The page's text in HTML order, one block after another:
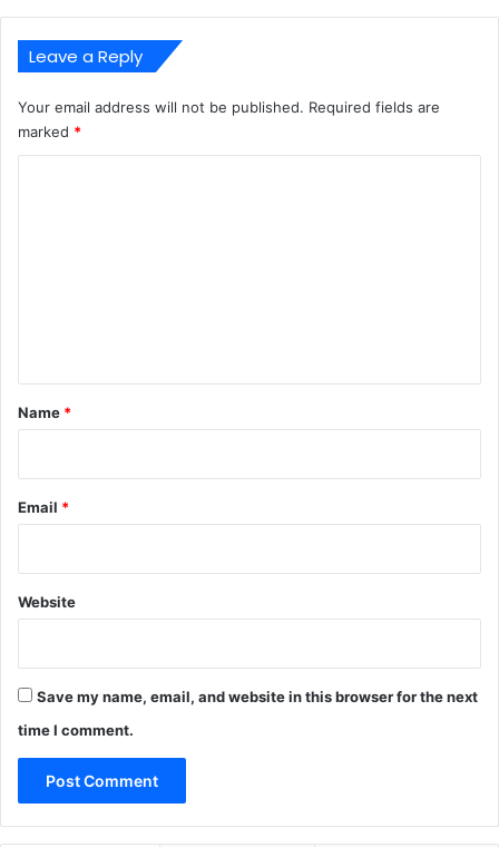
Leave a Reply
Your email address will not be published. Required fields are
marked *
*
Name *
Email *
Website
Save my name, email, and website in this browser for the next
time I comment.